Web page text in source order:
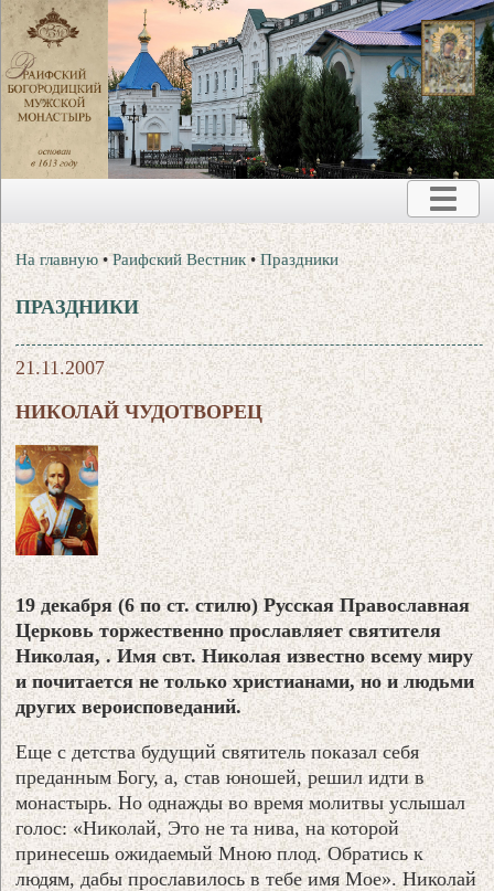
На главную •Раифский Вестник •Праздники
ПРАЗДНИКИ
21.11.2007
НИКОЛАЙ ЧУДОТВОРЕЦ
19 декабря (6 по ст. стилю) Русская Православная
Церковь торжественно прославляет святителя
Николая, . Имя свт. Николая известно всему миру
и почитается не только христианами, но и людьми
других вероисповеданий.
Еще с детства будущий святитель показал себя
преданным Богу, а, став юношей, решил идти в
монастырь. Но однажды во время молитвы услышал
голос: «Николай, Это не та нива, на которой
принесешь ожидаемый Мною плод. Обратись к
людям, дабы прославилось в тебе имя Мое». Николай